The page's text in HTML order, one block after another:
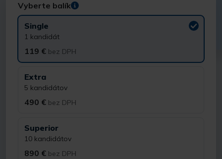
Vyberte balík
Single
1 kandidát
119 € bez DPH
Extra
5 kandidátov
490 € bez DPH
Superior
10 kandidátov
890 € bez DPH